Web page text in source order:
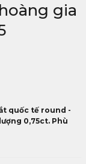
gia
quốc tế round -
0,75ct. Phù